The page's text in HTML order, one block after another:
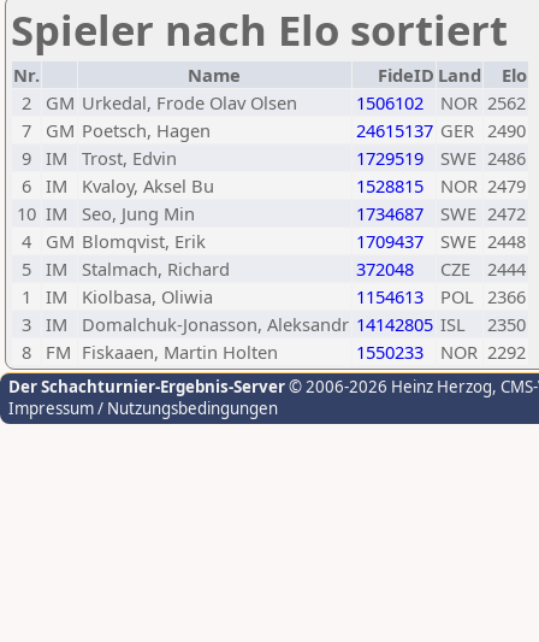
Spieler nach Elo sortiert
Nr. Name FideID Land
Elo
2
GM Urkedal, Frode Olav Olsen 1506102 NOR 2562
7
GM Poetsch, Hagen 24615137 GER 2490
9 IM Trost, Edvin 1729519 SWE 2486
6 IM Kvaloy, Aksel Bu 1528815 NOR 2479
10 IM Seo, Jung Min 1734687 SWE 2472
4
GM Blomqvist, Erik 1709437 SWE 2448
5 IM Stalmach, Richard 372048 CZE
2444
1
IM Kiolbasa, Oliwia 1154613 POL 2366
3 IM Domalchuk-Jonasson, Aleksandr 14142805 ISL
2350
8
FM Fiskaaen, Martin Holten 1550233 NOR 2292
Der Schachturnier-Ergebnis-Server© 2006-2026 Heinz Herzog,
Impressum / Nutzungsbedingungen